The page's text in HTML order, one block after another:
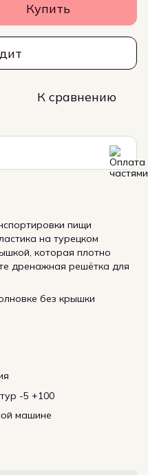
Купить
К сравнению
пищи
на турецком
которая плотно
дренажная решётка для
без крышки
-5 +100
машине